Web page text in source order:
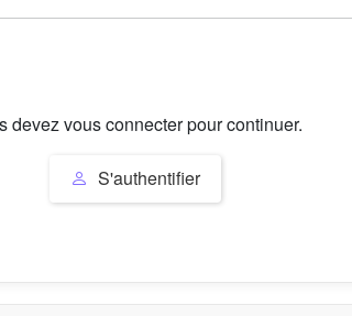
devez vous connecter pour continuer.
S'authentifier